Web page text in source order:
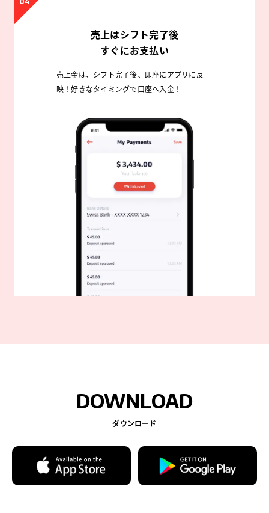
売上はシフト完了後
すぐにお支払い
売上金は、シフト完了後、即座にアプリに反
映！好きなタイミングで口座へ入金！
DOWNLOAD
ダウンロード